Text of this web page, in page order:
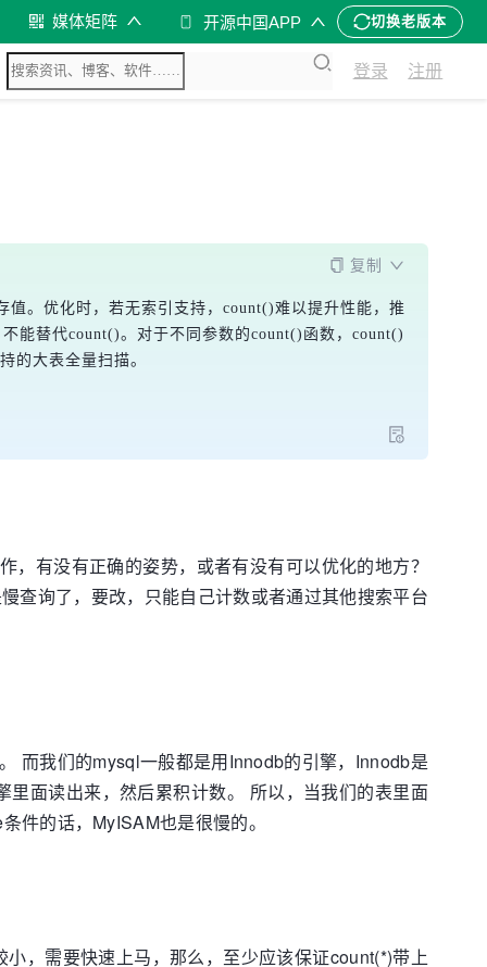
媒体矩阵 开源中国APP 切换老版本
登录 注册
复制
值。优化时，若无索引支持，count()难以提升性能，推
能替代count()。对于不同参数的count()函数，count()
的大表全量扫描。
有没有正确的姿势，或者有没有可以优化的地方？
查询了，要改，只能自己计数或者通过其他搜索平台
而我们的mysql一般都是用Innodb的引擎，Innodb是
面读出来，然后累积计数。 所以，当我们的表里面
件的话，MyISAM也是很慢的。
，需要快速上马，那么，至少应该保证count(*)带上